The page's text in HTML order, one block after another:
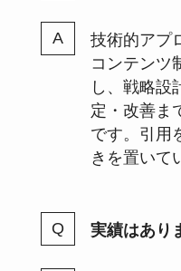
技術的アプ
コンテンツ
し、戦略設
定・改善ま
です。引用
きを置いて
実績はあり